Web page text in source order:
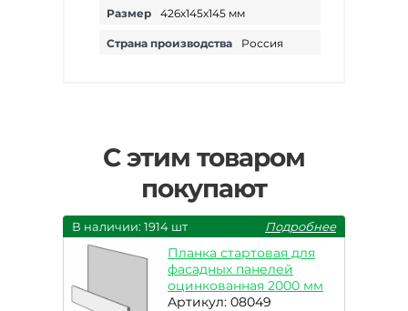
Размер 426х145х145 мм
Страна производства Россия
С этим товаром
покупают
В наличии: 1914 шт Подробнее
Планка стартовая для
фасадных панелей
оцинкованная 2000 мм
Артикул: 08049